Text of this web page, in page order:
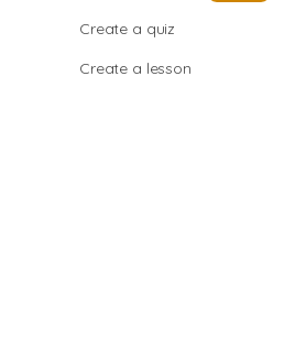
Create a quiz
Create a lesson